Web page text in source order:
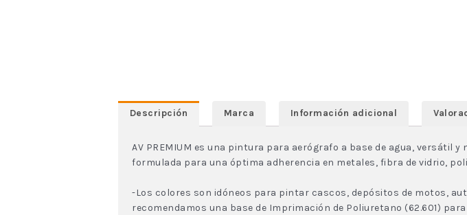
Descripción Marca Información adicional
AV PREMIUM es una pintura para aerógrafo a base de agua, versátil
formulada para una óptima adherencia en metales, fibra de vidrio,
-Los colores son idóneos para pintar cascos, depósitos de motos,
recomendamos una base de Imprimación de Poliuretano (62.601)